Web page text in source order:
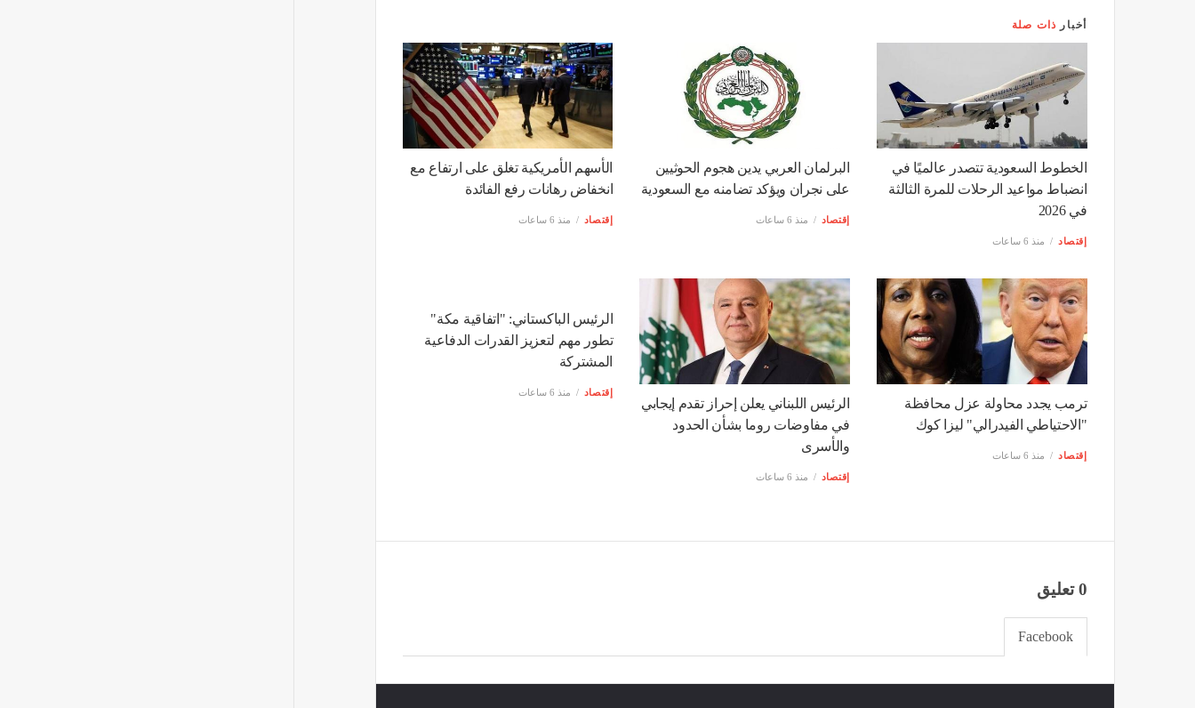
التالى
شي جين بينج يدعو لتسريع استخدام الذكاء الاصطناعي بالمجال العسكري
الخطوط السعودية تتصدر عالميًا في
انضباط مواعيد الرحلات للمرة الثالثة
في 2026
إقتصاد منذ 6 ساعات
البرلمان العربي يدين هجوم الحوثيين
على نجران ويؤكد تضامنه مع السعودية
إقتصاد منذ 6 ساعات
الأسهم الأمريكية تغلق على ارتفاع مع
انخفاض رهانات رفع الفائدة
إقتصاد منذ 6 ساعات
ترمب يجدد محاولة عزل محافظة
"الاحتياطي الفيدرالي" ليزا كوك
إقتصاد منذ 6 ساعات
إقتصاد منذ 6 ساعات
المشتركة